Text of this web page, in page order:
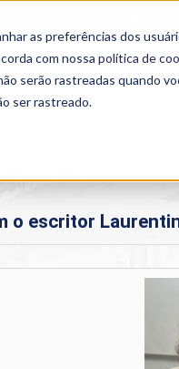
as preferências dos
com nossa política de
serão rastreadas quando
ser rastreado.
PRESENCIAL EAD
o escritor